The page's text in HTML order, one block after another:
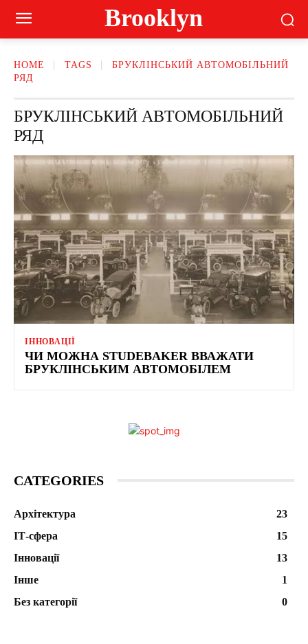
Brooklyn
HOME TAGS
БРУКЛІНСЬКИЙ АВТОМОБІЛЬНИЙ
РЯД
БРУКЛІНСЬКИЙ АВТОМОБІЛЬНИЙ
РЯД
ІННОВАЦІЇ
ЧИ МОЖНА STUDEBAKER ВВАЖАТИ
БРУКЛІНСЬКИМ АВТОМОБІЛЕМ
CATEGORIES
Архітектура
23
ІТ-сфера
15
Інновації
13
Інше
1
Без категорії
0